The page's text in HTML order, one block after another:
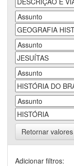
Retornar valores
Adicionar filtros: